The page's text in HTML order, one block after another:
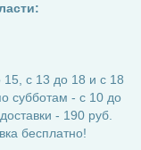
с 13 до 18 и с 18
субботам - с 10 до
- 190 руб.
бесплатно!